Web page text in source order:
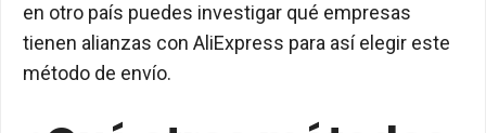
en otro país puedes investigar qué empresas
tienen alianzas con AliExpress para así elegir este
método de envío.